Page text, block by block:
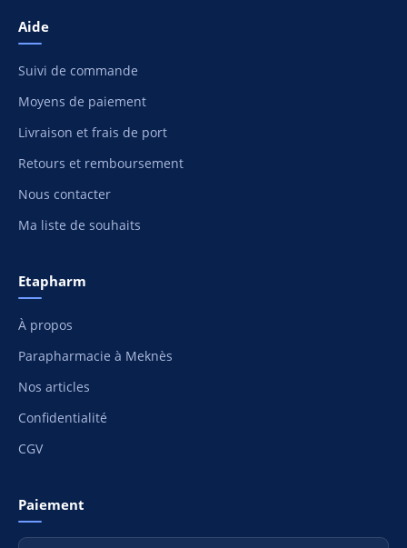
Aide
Suivi de commande
Moyens de paiement
Livraison et frais de port
Retours et remboursement
Nous contacter
Ma liste de souhaits
Etapharm
À propos
Parapharmacie à Meknès
Nos articles
Confidentialité
CGV
Paiement